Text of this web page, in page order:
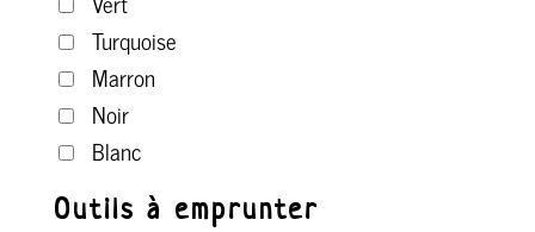
Turquoise
Marron
Noir
Blanc
Outils à emprunter